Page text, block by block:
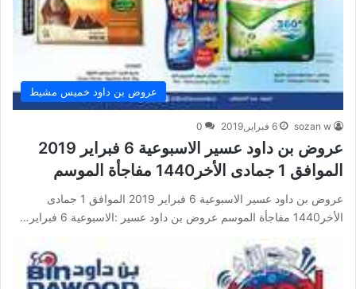
عروض بن داود خميس مشيط
sozan w 6 فبراير,2019 0
عروض بن داود عسير الاسبوعية 6 فبراير 2019
الموافق 1 جمادى الأخر1440 مفاجأة الموسم
عروض بن داود عسير الاسبوعية 6 فبراير 2019 الموافق 1 جمادى
الأخر1440 مفاجأة الموسم عروض بن داود عسير :الاسبوعية 6 فبراير…